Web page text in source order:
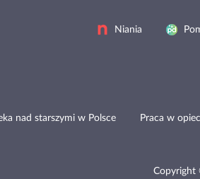
Niania
nad starszymi w Polsce Praca w
Copyright